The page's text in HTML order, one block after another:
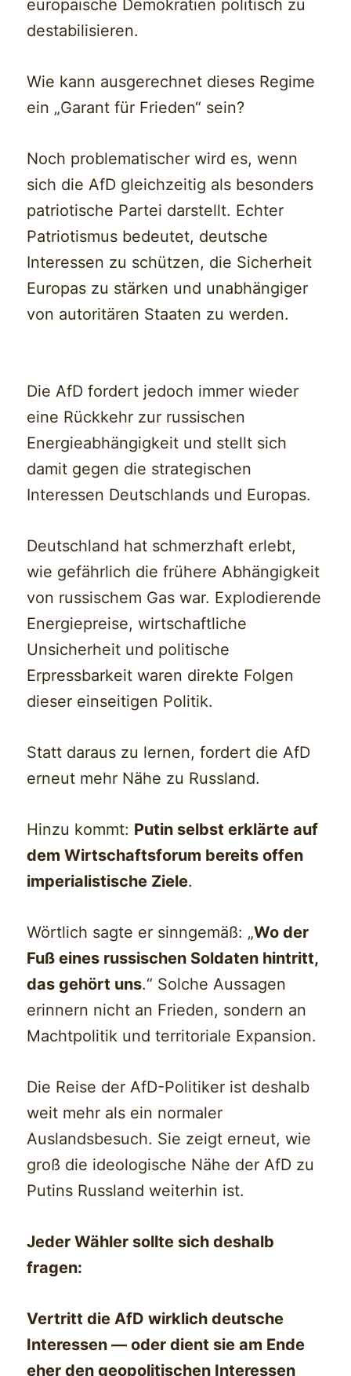
europäische Demokratien politisch zu
destabilisieren.
Wie kann ausgerechnet dieses Regime
ein „Garant für Frieden“ sein?
Noch problematischer wird es, wenn
sich die AfD gleichzeitig als besonders
patriotische Partei darstellt. Echter
Patriotismus bedeutet, deutsche
Interessen zu schützen, die Sicherheit
Europas zu stärken und unabhängiger
von autoritären Staaten zu werden.
Die AfD fordert jedoch immer wieder
eine Rückkehr zur russischen
Energieabhängigkeit und stellt sich
damit gegen die strategischen
Interessen Deutschlands und Europas.
Deutschland hat schmerzhaft erlebt,
wie gefährlich die frühere Abhängigkeit
von russischem Gas war. Explodierende
Energiepreise, wirtschaftliche
Unsicherheit und politische
Erpressbarkeit waren direkte Folgen
dieser einseitigen Politik.
Statt daraus zu lernen, fordert die AfD
erneut mehr Nähe zu Russland.
Hinzu kommt: Putin selbst erklärte auf
dem Wirtschaftsforum bereits offen
imperialistische Ziele.
Wörtlich sagte er sinngemäß: „Wo der
Fuß eines russischen Soldaten hintritt,
das gehört uns.“ Solche Aussagen
erinnern nicht an Frieden, sondern an
Machtpolitik und territoriale Expansion.
Die Reise der AfD-Politiker ist deshalb
weit mehr als ein normaler
Auslandsbesuch. Sie zeigt erneut, wie
groß die ideologische Nähe der AfD zu
Putins Russland weiterhin ist.
Jeder Wähler sollte sich deshalb
fragen:
Vertritt die AfD wirklich deutsche
Interessen — oder dient sie am Ende
eher den geopolitischen Interessen